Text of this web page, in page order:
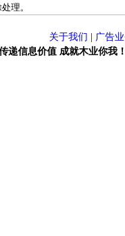
理。
关于我们
广告
递信息价值 成就木业你我